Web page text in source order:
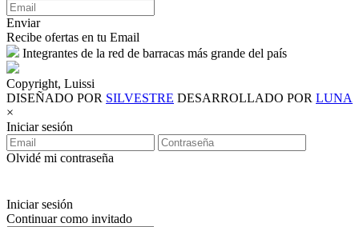
Enviar
Recibe ofertas en tu Email
Integrantes de la red de barracas más grande del país
Copyright, Luissi
DISEÑADO POR SILVESTRE DESARROLLADO POR LUNA
×
Iniciar sesión
Olvidé mi contraseña
Iniciar sesión
Continuar como invitado